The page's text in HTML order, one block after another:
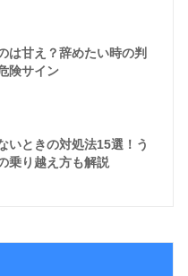
は甘え？辞めたい時の判
険サイン
いときの対処法15選！う
乗り越え方も解説